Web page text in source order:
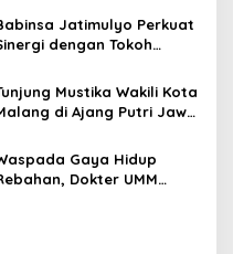
Jatimulyo Perkuat
dengan Tokoh
Wilayah Lewat
Mustika Wakili Kota
di Ajang Putri Jawa
Dukungan Melalui
Gaya Hidup
Dokter UMM